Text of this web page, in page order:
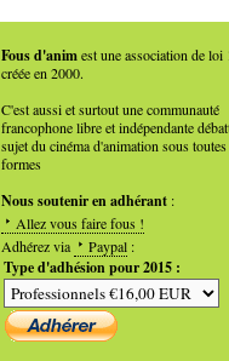
Fous d'animest une association de loi
créée en 2000.
C'est aussi et surtout une communauté
francophone libre et indépendante
sujet du cinéma d'animation sous toutes
formes
Nous soutenir en adhérant :
Allez vous faire fous !
Adhérez via
Paypal :
Type d'adhésion pour 2015 :